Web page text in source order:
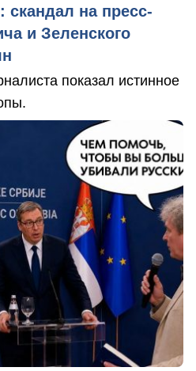
скандал на пресс-
и Зеленского
показал истинное